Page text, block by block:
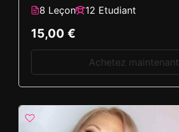
8 Leçon 12 Etudiant
15,00 €
Achetez maintenant